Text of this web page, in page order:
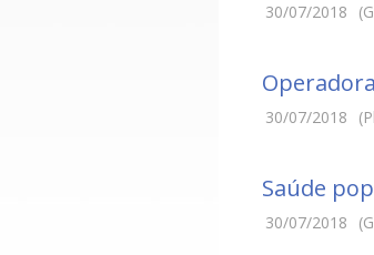
30/07/2018
30/07/2018
Saúde
30/07/2018